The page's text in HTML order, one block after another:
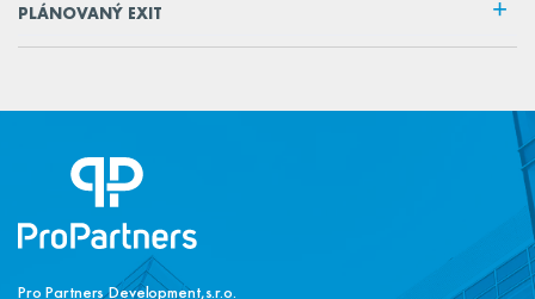
PLÁNOVANÝ EXIT
Pro Partners Development,s.r.o.